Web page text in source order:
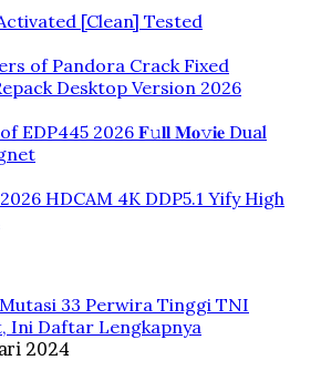
[Clean] Tested
of Pandora Crack Fixed
Desktop Version 2026
EDP445 2026 𝐅𝚞𝐥𝐥 𝐌𝐨𝚟𝐢𝐞 Dual
HDCAM 4K DDP5.1 Yify High
33 Perwira Tinggi TNI
Ini Daftar Lengkapnya
2024